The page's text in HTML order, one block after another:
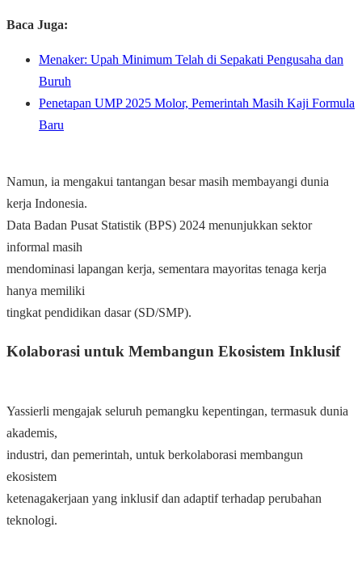
Baca Juga:
Menaker: Upah Minimum Telah di Sepakati Pengusaha dan
Buruh
Penetapan UMP 2025 Molor, Pemerintah Masih Kaji Formula
Baru
Namun, ia mengakui tantangan besar masih membayangi dunia
kerja Indonesia.
Data Badan Pusat Statistik (BPS) 2024 menunjukkan sektor
informal masih
mendominasi lapangan kerja, sementara mayoritas tenaga kerja
hanya memiliki
tingkat pendidikan dasar (SD/SMP).
Kolaborasi untuk Membangun Ekosistem Inklusif
Yassierli mengajak seluruh pemangku kepentingan, termasuk dunia
akademis,
industri, dan pemerintah, untuk berkolaborasi membangun
ekosistem
ketenagakerjaan yang inklusif dan adaptif terhadap perubahan
teknologi.